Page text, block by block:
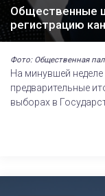
Общественные
регистрацию
Фото: Общественная
На минувшей
предварительные
выборах в